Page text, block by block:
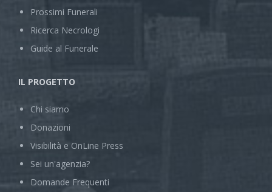
Prossimi Funerali
Ricerca Necrologi
Guide al Funerale
IL PROGETTO
Chi siamo
Donazioni
Visibilità e OnLine Press
Sei un'agenzia?
Domande Frequenti